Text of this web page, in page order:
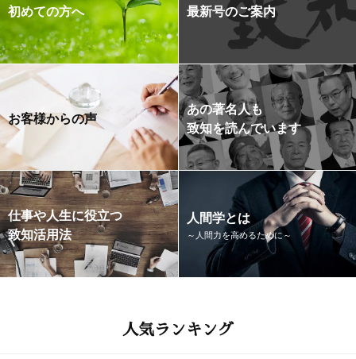
初めての方へ 最新号のご案内
お客様からの声
あの著名人も
致知を読んでいます
仕事や人生に役立つ
致知活用法
人間学とは
～人間力を高めるために～
人気ランキング